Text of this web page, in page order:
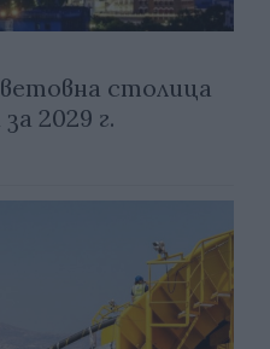
столица
2029 г.